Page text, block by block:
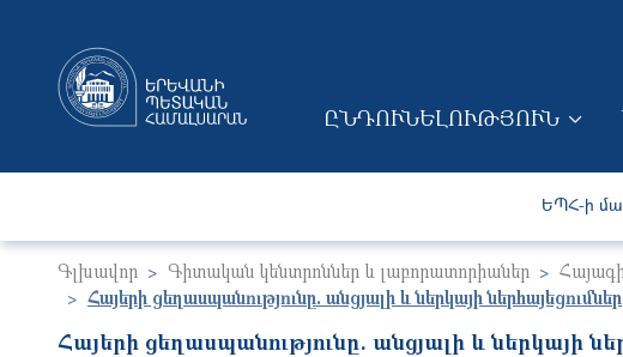
MAIN NAVIGATION
ԸՆԴՈՒՆԵԼՈՒԹՅՈՒՆ
ԵՊՀ-ի
Գլխավոր Գիտական կենտրոններ և լաբորատորիաներ
Հայերի ցեղասպանությունը. անցյալի և ներկայի ներհայեցումներ
Հայերի ցեղասպանությունը. անցյալի և ներկայի